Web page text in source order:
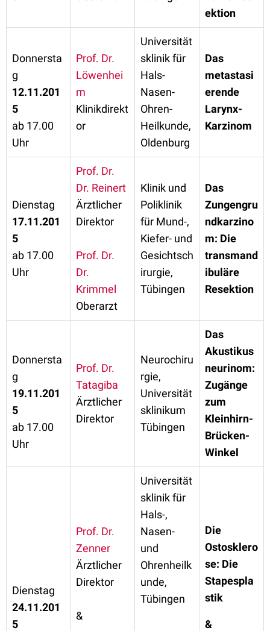
ektion
Donnersta
g
12.11.201
5
ab 17.00
Uhr
Prof. Dr.
Löwenhei
m
Klinikdirekt
or
Universität
sklinik für
Hals-
Nasen-
Ohren-
Heilkunde,
Oldenburg
Das
metastasi
erende
Larynx-
Karzinom
Dienstag
17.11.201
5
ab 17.00
Uhr
Prof. Dr.
Dr. Reinert
Ärztlicher
Direktor
Prof. Dr.
Dr.
Krimmel
Oberarzt
Klinik und
Poliklinik
für Mund-,
Kiefer- und
Gesichtsch
irurgie,
Tübingen
Das
Zungengru
ndkarzino
m: Die
transmand
ibuläre
Resektion
Donnersta
g
19.11.201
5
ab 17.00
Uhr
Prof. Dr.
Tatagiba
Ärztlicher
Direktor
Neurochiru
rgie,
Universität
sklinikum
Tübingen
Das
Akustikus
neurinom:
Zugänge
zum
Kleinhirn-
Brücken-
Winkel
Dienstag
24.11.201
5
Prof. Dr.
Zenner
Ärztlicher
Direktor
&
Universität
sklinik für
Hals-,
Nasen-
und
Ohrenheilk
unde,
Tübingen
Die
Ostosklero
se: Die
Stapespla
stik
&